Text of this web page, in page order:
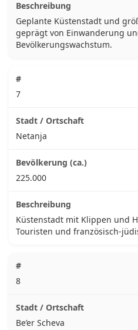
Geplante Küstenstadt und
geprägt von Einwanderung
Bevölkerungswachstum.
7
Netanja
225.000
Küstenstadt mit Klippen und
Touristen und französisch-
8
Be’er Scheva